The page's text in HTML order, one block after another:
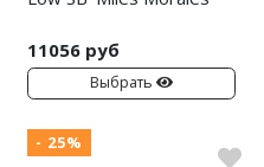
11056 руб
Выбрать
- 25%